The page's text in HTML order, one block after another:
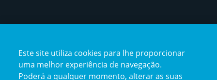
certification2certification3
Este site utiliza cookies para lhe proporcionar
uma melhor experiência de navegação.
Poderá a qualquer momento, alterar as suas